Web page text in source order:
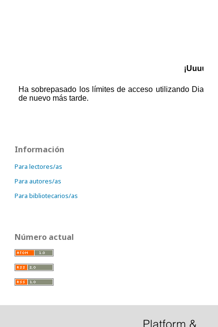
Información
Para lectores/as
Para autores/as
Para bibliotecarios/as
Número actual